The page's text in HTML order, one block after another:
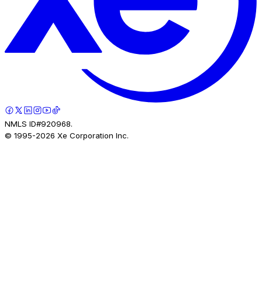
NMLS ID#920968.
© 1995-2026 Xe Corporation Inc.